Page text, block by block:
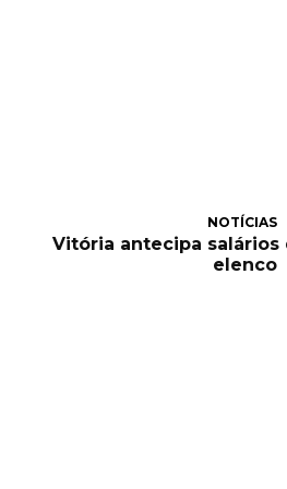
NOTÍCIAS
Vitória antecipa
elenco